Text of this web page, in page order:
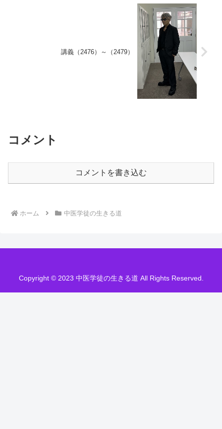
講義（2476）～（2479）
コメント
コメントを書き込む
ホーム 中医学徒の生きる道
Copyright © 2023 中医学徒の生きる道 All Rights Reserved.